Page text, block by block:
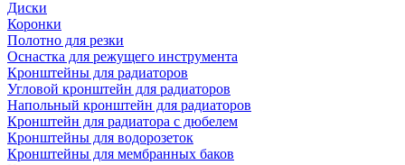
Диски
Коронки
Полотно для резки
Оснастка для режущего инструмента
Кронштейны для радиаторов
Угловой кронштейн для радиаторов
Напольный кронштейн для радиаторов
Кронштейн для радиатора с дюбелем
Кронштейны для водорозеток
Кронштейны для мембранных баков